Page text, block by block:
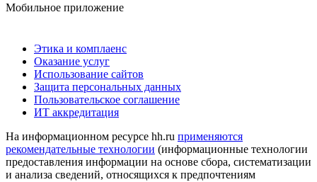
Мобильное приложение
Этика и комплаенс
Оказание услуг
Использование сайтов
Защита персональных данных
Пользовательское соглашение
ИТ аккредитация
На информационном ресурсе hh.ru применяются
рекомендательные технологии (информационные технологии
предоставления информации на основе сбора, систематизации
и анализа сведений, относящихся к предпочтениям